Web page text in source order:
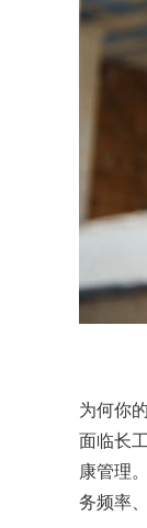
为何你
面临长
康管理
务频率